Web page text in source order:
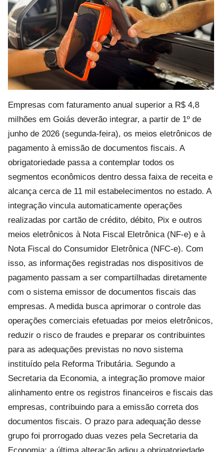
Empresas com faturamento anual superior a R$ 4,8
milhões em Goiás deverão integrar, a partir de 1º de
junho de 2026 (segunda-feira), os meios eletrônicos de
pagamento à emissão de documentos fiscais. A
obrigatoriedade passa a contemplar todos os
segmentos econômicos dentro dessa faixa de receita e
alcança cerca de 11 mil estabelecimentos no estado. A
integração vincula automaticamente operações
realizadas por cartão de crédito, débito, Pix e outros
meios eletrônicos à Nota Fiscal Eletrônica (NF-e) e à
Nota Fiscal do Consumidor Eletrônica (NFC-e). Com
isso, as informações registradas nos dispositivos de
pagamento passam a ser compartilhadas diretamente
com o sistema emissor de documentos fiscais das
empresas. A medida busca aprimorar o controle das
operações comerciais efetuadas por meios eletrônicos,
reduzir o risco de fraudes e preparar os contribuintes
para as adequações previstas no novo sistema
instituído pela Reforma Tributária. Segundo a
Secretaria da Economia, a integração promove maior
alinhamento entre os registros financeiros e fiscais das
empresas, contribuindo para a emissão correta dos
documentos fiscais. O prazo para adequação desse
grupo foi prorrogado duas vezes pela Secretaria da